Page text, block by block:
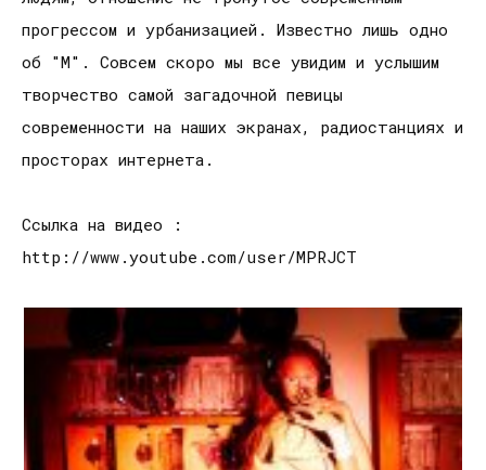
прогрессом и урбанизацией. Известно лишь одно
об "М". Совсем скоро мы все увидим и услышим
творчество самой загадочной певицы
современности на наших экранах, радиостанциях и
просторах интернета.
Ссылка на видео :
http://www.youtube.com/user/MPRJCT